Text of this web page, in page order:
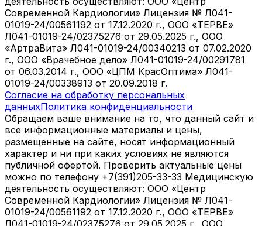
Современной Кардиологии» Лицензия № Л041-
01019-24/00561192 от 17.12.2020 г., ООО «ТЕРВЕ»
Л041-01019-24/02375276 от 29.05.2025 г., ООО
«АртраВита» Л041-01019-24/00340213 от 07.02.2020
г., ООО «Врачебное дело» Л041-01019-24/00291781
от 06.03.2014 г., ООО «ЦПМ КрасОптима» Л041-
01019-24/00338913 от 20.09.2018 г.
Согласие на обработку персональных
данныхПолитика конфиденциальности
Обращаем ваше внимание на то, что данный сайт и
все информационные материалы и цены,
размещенные на сайте, носят информационный
характер и ни при каких условиях не являются
публичной офертой. Проверить актуальные цены
можно по телефону +7(391)205-33-33 Медицинскую
деятельность осуществляют: ООО «Центр
Современной Кардиологии» Лицензия № Л041-
01019-24/00561192 от 17.12.2020 г., ООО «ТЕРВЕ»
Л041-01019-24/02375276 от 29.05.2025 г., ООО